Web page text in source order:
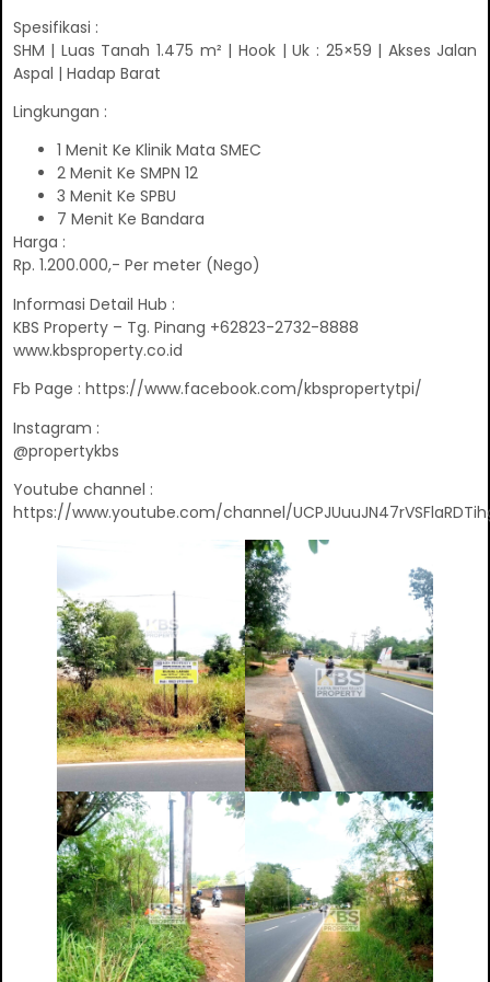
Spesifikasi :
SHM | Luas Tanah 1.475 m² | Hook | Uk : 25×59 | Akses Jalan
Aspal | Hadap Barat
Lingkungan :
1 Menit Ke Klinik Mata SMEC
2 Menit Ke SMPN 12
3 Menit Ke SPBU
7 Menit Ke Bandara
Harga :
Rp. 1.200.000,- Per meter (Nego)
Informasi Detail Hub :
KBS Property – Tg. Pinang +62823-2732-8888
www.kbsproperty.co.id
Fb Page : https://www.facebook.com/kbspropertytpi/
Instagram :
@propertykbs
Youtube channel :
https://www.youtube.com/channel/